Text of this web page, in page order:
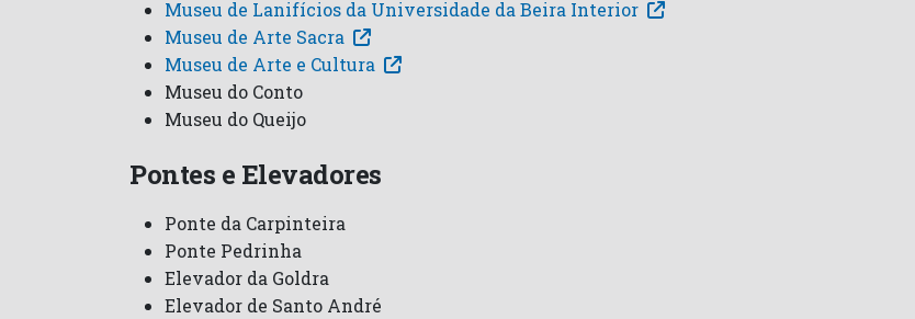
Museu de Lanifícios da Universidade da Beira Interior
Museu de Arte Sacra
Museu de Arte e Cultura
Museu do Conto
Museu do Queijo
Pontes e Elevadores
Ponte da Carpinteira
Ponte Pedrinha
Elevador da Goldra
Elevador de Santo André